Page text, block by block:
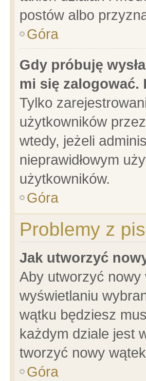
postów albo
Góra
Gdy próbuję
mi się zalogować.
Tylko
użytkowników
wtedy, jeżeli
nieprawidłowym
użytkowników.
Góra
Problemy z
Jak utworzyć
Aby utworzyć nowy
wyświetlaniu
wątku będziesz
każdym dziale jest
tworzyć nowy
Góra